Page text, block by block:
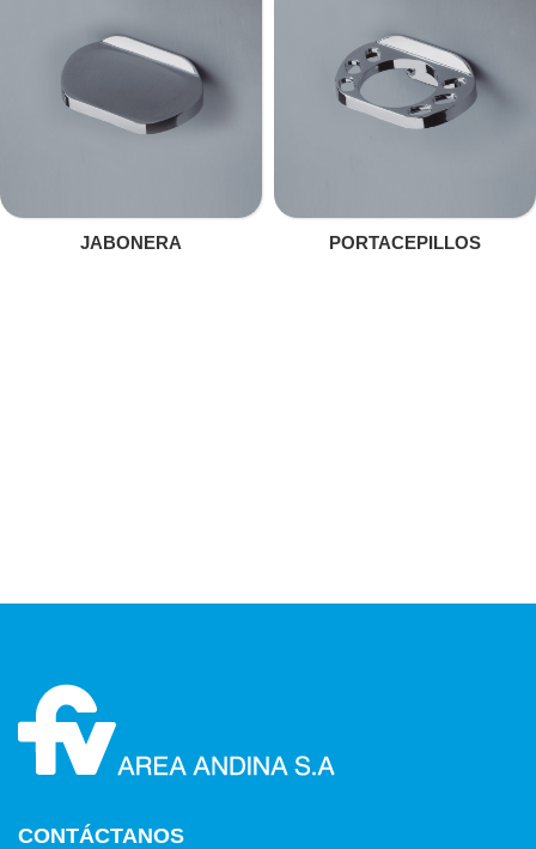
JABONERA PORTACEPILLOS
CONTÁCTANOS